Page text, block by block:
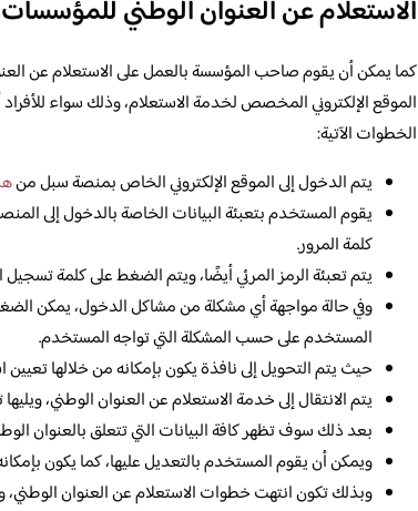
الاستعلام عن العنوان الوطني للمؤسسات
كما يمكن أن يقوم صاحب المؤسسة بالعمل على الاستعلام عن
الموقع الإلكتروني المخصص لخدمة الاستعلام، وذلك سواء
الخطوات الآتية:
يتم الدخول إلى الموقع الإلكتروني الخاص بمنصة سبل من
يقوم المستخدم بتعبئة البيانات الخاصة بالدخول إلى
كلمة المرور.
يتم تعبئة الرمز المرئي أيضًا، ويتم الضغط على كلمة
وفي حالة مواجهة أي مشكلة من مشاكل الدخول، يمكن
المستخدم على حسب المشكلة التي تواجه المستخدم.
حيث يتم التحويل إلى نافذة يكون بإمكانه من خلالها
يتم الانتقال إلى خدمة الاستعلام عن العنوان الوطني،
بعد ذلك سوف تظهر كافة البيانات التي تتعلق بالعنوان
ويمكن أن يقوم المستخدم بالتعديل عليها، كما يكون
وبذلك تكون انتهت خطوات الاستعلام عن العنوان الوطني،